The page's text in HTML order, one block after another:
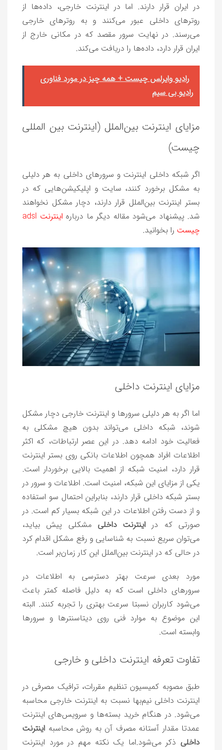
در ایران قرار دارند. اما در اینترنت خارجی، داده‌ها از
روترهای داخلی عبور می‌کنند و به روترهای خارجی
می‌رسند. در نهایت سرور مقصد که در مکانی خارج از
ایران قرار دارد، داده‌ها را دریافت می‌کند.
رادیو وایرلس چیست + همه چیز در مورد فناوری
رادیو بی‌ سیم
مزایای اینترنت بین‌الملل (اینترنت بین المللی
چیست)
اگر شبکه داخلی اینترنت و سرورهای داخلی به هر دلیلی
به مشکل برخورد کنند، سایت و اپلیکیشن‌هایی که در
بستر اینترنت بین‌الملل قرار دارند، دچار مشکل نخواهند
شد. پیشنهاد می‌شود مقاله دیگر ما درباره
اینترنت adsl
چیست را بخوانید.
مزایای اینترنت داخلی
اما اگر به هر دلیلی سرور‌ها و اینترنت خارجی دچار مشکل
شوند، شبکه داخلی می‌تواند بدون هیچ مشکلی به
فعالیت خود ادامه دهد. در این عصر ارتباطات، که اکثر
اطلاعات افراد همچون اطلاعات بانکی روی بستر اینترنت
قرار دارد، امنیت شبکه از اهمیت بالایی برخوردار است.
یکی از مزایای این شبکه، امنیت است. اطلاعات و سرور در
بستر شبکه داخلی قرار دارند، بنابراین احتمال سو استفاده
و از دست رفتن اطلاعات در این شبکه بسیار کم است. در
صورتی که در اینترنت داخلی مشکلی پیش بیاید،
می‌توان سریع نسبت به شناسایی و رفع مشکل اقدام کرد
در حالی که در اینترنت بین‌الملل این کار زمان‌بر است.
مورد بعدی سرعت بهتر دسترسی به اطلاعات در
سرورهای داخلی است که به دلیل فاصله کمتر باعث
می‌شود کاربران نسبتا سرعت بهتری را تجربه کنند. البته
این موضوع به موارد فنی روی دیتاسنترها و سرورها
وابسته است.
تفاوت تعرفه اینترنت داخلی و خارجی
طبق مصوبه کمیسیون تنظیم مقررات، ترافیک مصرفی در
اینترنت داخلی نیم‌بها نسبت به اینترنت خارجی محاسبه
می‌شود. در هنگام خرید بسته‌ها و سرویس‌های اینترنت
عمدتا مقدار آستانه مصرف آن به روش محاسبه اینترنت
داخلی ذکر می‌شود.اما یک نکته مهم در مورد اینترنت